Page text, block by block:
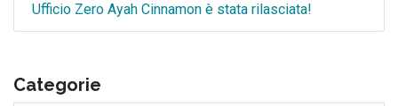
Ufficio Zero Ayah Cinnamon è stata rilasciata!
Categorie